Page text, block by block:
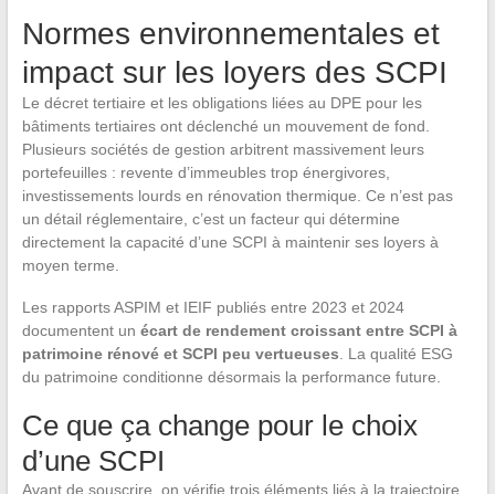
Normes environnementales et
impact sur les loyers des SCPI
Le décret tertiaire et les obligations liées au DPE pour les
bâtiments tertiaires ont déclenché un mouvement de fond.
Plusieurs sociétés de gestion arbitrent massivement leurs
portefeuilles : revente d’immeubles trop énergivores,
investissements lourds en rénovation thermique. Ce n’est pas
un détail réglementaire, c’est un facteur qui détermine
directement la capacité d’une SCPI à maintenir ses loyers à
moyen terme.
Les rapports ASPIM et IEIF publiés entre 2023 et 2024
documentent un écart de rendement croissant entre SCPI à
patrimoine rénové et SCPI peu vertueuses . La qualité ESG
du patrimoine conditionne désormais la performance future.
Ce que ça change pour le choix
d’une SCPI
Avant de souscrire, on vérifie trois éléments liés à la trajectoire